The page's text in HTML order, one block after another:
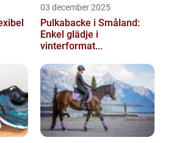
03 december 2025
Pulkabacke i Småland:
Enkel glädje i
vinterformat...